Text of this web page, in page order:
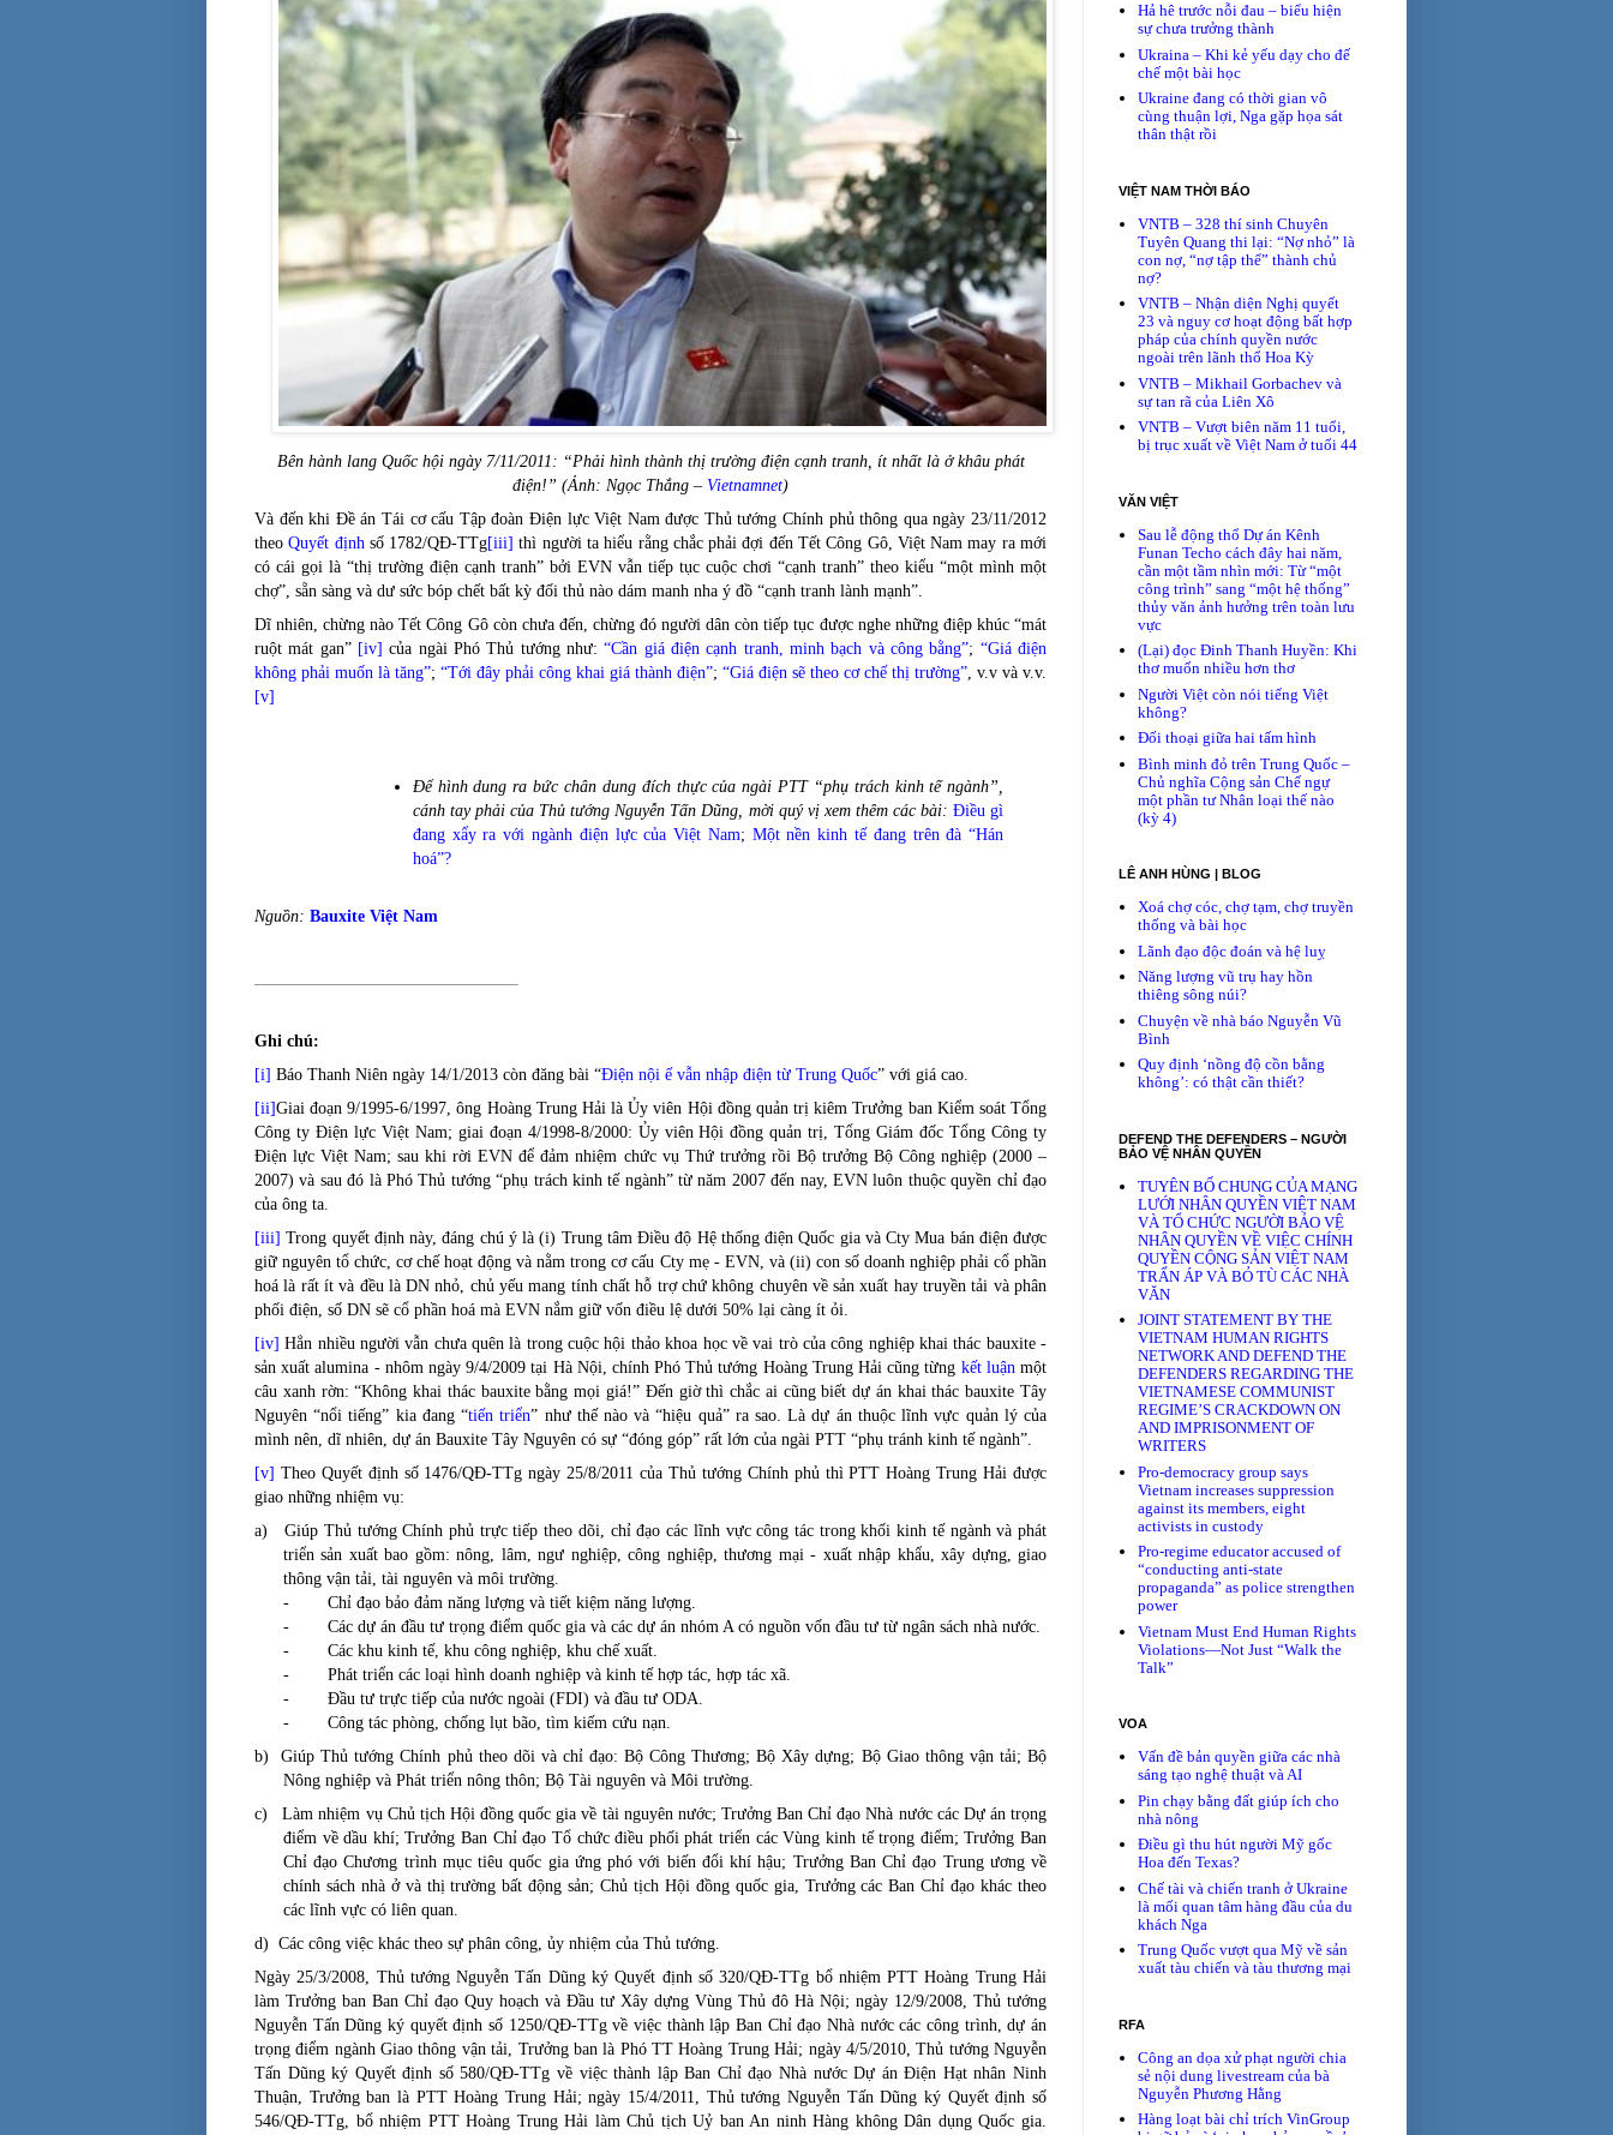
Bên hành lang Quốc hội ngày 7/11/2011: “Phải hình thành thị trường điện cạnh tranh, ít nhất là ở khâu phát
điện!” (Ảnh: Ngọc Thắng – Vietnamnet)
Và đến khi Đề án Tái cơ cấu Tập đoàn Điện lực Việt Nam được Thủ tướng Chính phủ thông qua ngày 23/11/2012
theoQuyết định số 1782/QĐ-TTg[iii] thì người ta hiểu rằng chắc phải đợi đến Tết Công Gô, Việt Nam may ra mới
có cái gọi là “thị trường điện cạnh tranh” bởi EVN vẫn tiếp tục cuộc chơi “cạnh tranh” theo kiểu “một mình một
chợ”, sẵn sàng và dư sức bóp chết bất kỳ đối thủ nào dám manh nha ý đồ “cạnh tranh lành mạnh”.
Dĩ nhiên, chừng nào Tết Công Gô còn chưa đến, chừng đó người dân còn tiếp tục được nghe những điệp khúc “mát
ruột mát gan” [iv] của ngài Phó Thủ tướng như:“Cần giá điện cạnh tranh, minh bạch và công bằng”; “Giá điện
không phải muốn là tăng”; “Tới đây phải công khai giá thành điện”; “Giá điện sẽ theo cơ chế thị trường” , v.v và v.v.
[v]
Để hình dung ra bức chân dung đích thực của ngài PTT “phụ trách kinh tế ngành”,
cánh tay phải của Thủ tướng Nguyễn Tấn Dũng, mời quý vị xem thêm các bài:Điều gì
đang xẩy ra với ngành điện lực của Việt Nam; Một nền kinh tế đang trên đà “Hán
hoá”?
Nguồn: Bauxite Việt Nam
Ghi chú:
[i] Báo Thanh Niên ngày 14/1/2013 còn đăng bài “Điện nội ế vẫn nhập điện từ Trung Quốc” với giá cao.
[ii]Giai đoạn 9/1995-6/1997, ông Hoàng Trung Hải là Ủy viên Hội đồng quản trị kiêm Trưởng ban Kiểm soát Tổng
Công ty Điện lực Việt Nam; giai đoạn 4/1998-8/2000: Ủy viên Hội đồng quản trị, Tổng Giám đốc Tổng Công ty
Điện lực Việt Nam; sau khi rời EVN để đảm nhiệm chức vụ Thứ trưởng rồi Bộ trưởng Bộ Công nghiệp (2000 –
2007) và sau đó là Phó Thủ tướng “phụ trách kinh tế ngành” từ năm 2007 đến nay, EVN luôn thuộc quyền chỉ đạo
của ông ta.
[iii] Trong quyết định này, đáng chú ý là (i) Trung tâm Điều độ Hệ thống điện Quốc gia và Cty Mua bán điện được
giữ nguyên tổ chức, cơ chế hoạt động và nằm trong cơ cấu Cty mẹ - EVN, và (ii) con số doanh nghiệp phải cổ phần
hoá là rất ít và đều là DN nhỏ, chủ yếu mang tính chất hỗ trợ chứ không chuyên về sản xuất hay truyền tải và phân
phối điện, số DN sẽ cổ phần hoá mà EVN nắm giữ vốn điều lệ dưới 50% lại càng ít ỏi.
[iv] Hẳn nhiều người vẫn chưa quên là trong cuộc hội thảo khoa học về vai trò của công nghiệp khai thác bauxite -
sản xuất alumina - nhôm ngày 9/4/2009 tại Hà Nội, chính Phó Thủ tướng Hoàng Trung Hải cũng từng kết luận một
câu xanh rờn: “Không khai thác bauxite bằng mọi giá!” Đến giờ thì chắc ai cũng biết dự án khai thác bauxite Tây
Nguyên “nổi tiếng” kia đang “tiến triển” như thế nào và “hiệu quả” ra sao. Là dự án thuộc lĩnh vực quản lý của
mình nên, dĩ nhiên, dự án Bauxite Tây Nguyên có sự “đóng góp” rất lớn của ngài PTT “phụ tránh kinh tế ngành”.
[v] Theo Quyết định số 1476/QĐ-TTg ngày 25/8/2011 của Thủ tướng Chính phủ thì PTT Hoàng Trung Hải được
giao những nhiệm vụ:
a)Giúp Thủ tướng Chính phủ trực tiếp theo dõi, chỉ đạo các lĩnh vực công tác trong khối kinh tế ngành và phát
triển sản xuất bao gồm: nông, lâm, ngư nghiệp, công nghiệp, thương mại - xuất nhập khẩu, xây dựng, giao
thông vận tải, tài nguyên và môi trường.
- Chỉ đạo bảo đảm năng lượng và tiết kiệm năng lượng.
- Các dự án đầu tư trọng điểm quốc gia và các dự án nhóm A có nguồn vốn đầu tư từ ngân sách nhà nước.
- Các khu kinh tế, khu công nghiệp, khu chế xuất.
- Phát triển các loại hình doanh nghiệp và kinh tế hợp tác, hợp tác xã.
- Đầu tư trực tiếp của nước ngoài (FDI) và đầu tư ODA.
- Công tác phòng, chống lụt bão, tìm kiếm cứu nạn.
b)Giúp Thủ tướng Chính phủ theo dõi và chỉ đạo: Bộ Công Thương; Bộ Xây dựng; Bộ Giao thông vận tải; Bộ
Nông nghiệp và Phát triển nông thôn; Bộ Tài nguyên và Môi trường.
c)Làm nhiệm vụ Chủ tịch Hội đồng quốc gia về tài nguyên nước; Trưởng Ban Chỉ đạo Nhà nước các Dự án trọng
điểm về dầu khí; Trưởng Ban Chỉ đạo Tổ chức điều phối phát triển các Vùng kinh tế trọng điểm; Trưởng Ban
Chỉ đạo Chương trình mục tiêu quốc gia ứng phó với biến đổi khí hậu; Trưởng Ban Chỉ đạo Trung ương về
chính sách nhà ở và thị trường bất động sản; Chủ tịch Hội đồng quốc gia, Trưởng các Ban Chỉ đạo khác theo
các lĩnh vực có liên quan.
d) Các công việc khác theo sự phân công, ủy nhiệm của Thủ tướng.
Ngày 25/3/2008, Thủ tướng Nguyễn Tấn Dũng ký Quyết định số 320/QĐ-TTg bổ nhiệm PTT Hoàng Trung Hải
làm Trưởng ban Ban Chỉ đạo Quy hoạch và Đầu tư Xây dựng Vùng Thủ đô Hà Nội; ngày 12/9/2008, Thủ tướng
Nguyễn Tấn Dũng ký quyết định số 1250/QĐ-TTg về việc thành lập Ban Chỉ đạo Nhà nước các công trình, dự án
trọng điểm ngành Giao thông vận tải, Trưởng ban là Phó TT Hoàng Trung Hải; ngày 4/5/2010, Thủ tướng Nguyễn
Tấn Dũng ký Quyết định số 580/QĐ-TTg về việc thành lập Ban Chỉ đạo Nhà nước Dự án Điện Hạt nhân Ninh
Thuận, Trưởng ban là PTT Hoàng Trung Hải; ngày 15/4/2011, Thủ tướng Nguyễn Tấn Dũng ký Quyết định số
546/QĐ-TTg, bổ nhiệm PTTHoàng Trung Hải làm Chủ tịch Uỷ ban An ninh Hàng không Dân dụng Quốc gia.
Hả hê trước nỗi đau – biểu hiện
sự chưa trưởng thành
Ukraina – Khi kẻ yếu dạy cho đế
chế một bài học
Ukraine đang có thời gian vô
cùng thuận lợi, Nga gặp họa sát
thân thật rồi
VIỆT NAM THỜI BÁO
VNTB – 328 thí sinh Chuyên
Tuyên Quang thi lại: “Nợ nhỏ” là
con nợ, “nợ tập thể” thành chủ
nợ?
VNTB – Nhận diện Nghị quyết
23 và nguy cơ hoạt động bất hợp
pháp của chính quyền nước
ngoài trên lãnh thổ Hoa Kỳ
VNTB – Mikhail Gorbachev và
sự tan rã của Liên Xô
VNTB – Vượt biên năm 11 tuổi,
bị trục xuất về Việt Nam ở tuổi 44
VĂN VIỆT
Sau lễ động thổ Dự án Kênh
Funan Techo cách đây hai năm,
cần một tầm nhìn mới: Từ “một
công trình” sang “một hệ thống”
thủy văn ảnh hưởng trên toàn lưu
vực
(Lại) đọc Đinh Thanh Huyền: Khi
thơ muốn nhiều hơn thơ
Người Việt còn nói tiếng Việt
không?
Đối thoại giữa hai tấm hình
Bình minh đỏ trên Trung Quốc –
Chủ nghĩa Cộng sản Chế ngự
một phần tư Nhân loại thế nào
(kỳ 4)
LÊ ANH HÙNG | BLOG
Xoá chợ cóc, chợ tạm, chợ truyền
thống và bài học
Lãnh đạo độc đoán và hệ luỵ
Năng lượng vũ trụ hay hồn
thiêng sông núi?
Chuyện về nhà báo Nguyễn Vũ
Bình
Quy định ‘nồng độ cồn bằng
không’: có thật cần thiết?
DEFEND THE DEFENDERS – NGƯỜI
BẢO VỆ NHÂN QUYỀN
TUYÊN BỐ CHUNG CỦA MẠNG
LƯỚI NHÂN QUYỀN VIỆT NAM
VÀ TỔ CHỨC NGƯỜI BẢO VỆ
NHÂN QUYỀN VỀ VIỆC CHÍNH
QUYỀN CỘNG SẢN VIỆT NAM
TRẤN ÁP VÀ BỎ TÙ CÁC NHÀ
VĂN
JOINT STATEMENT BY THE
VIETNAM HUMAN RIGHTS
NETWORK AND DEFEND THE
DEFENDERS REGARDING THE
VIETNAMESE COMMUNIST
REGIME’S CRACKDOWN ON
AND IMPRISONMENT OF
WRITERS
Pro-democracy group says
Vietnam increases suppression
against its members, eight
activists in custody
Pro-regime educator accused of
“conducting anti-state
propaganda” as police strengthen
power
Vietnam Must End Human Rights
Violations—Not Just “Walk the
Talk”
VOA
Vấn đề bản quyền giữa các nhà
sáng tạo nghệ thuật và AI
Pin chạy bằng đất giúp ích cho
nhà nông
Điều gì thu hút người Mỹ gốc
Hoa đến Texas?
Chế tài và chiến tranh ở Ukraine
là mối quan tâm hàng đầu của du
khách Nga
Trung Quốc vượt qua Mỹ về sản
xuất tàu chiến và tàu thương mại
RFA
Công an dọa xử phạt người chia
sẻ nội dung livestream của bà
Nguyễn Phương Hằng
Hàng loạt bài chỉ trích VinGroup